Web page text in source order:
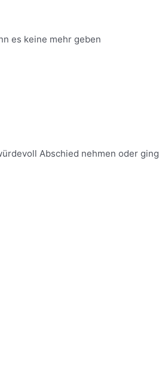
es keine mehr geben
Abschied nehmen oder ging